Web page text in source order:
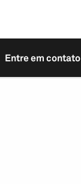
Entre em contato